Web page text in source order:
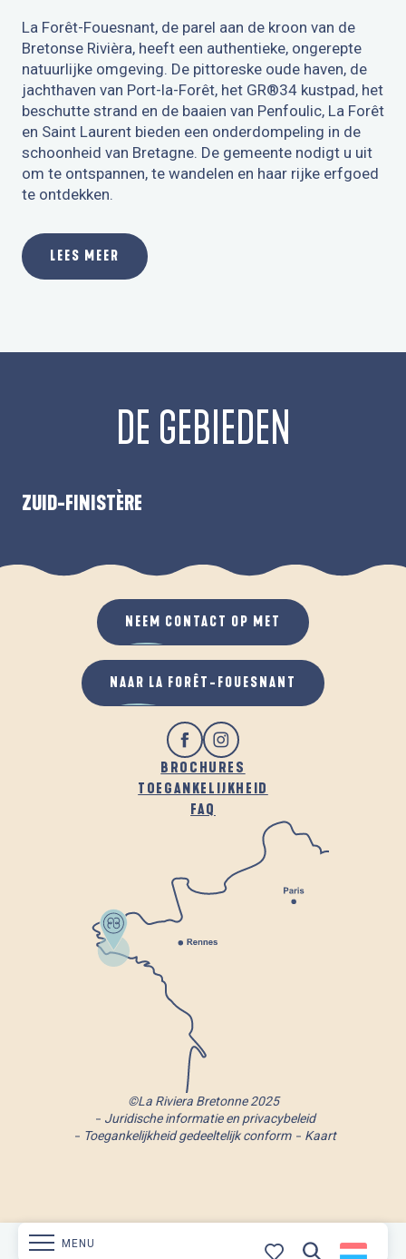
MENU
La Forêt-Fouesnant, de parel aan de kroon van de
Bretonse Rivièra, heeft een authentieke, ongerepte
natuurlijke omgeving. De pittoreske oude haven, de
jachthaven van Port-la-Forêt, het GR®34 kustpad, het
beschutte strand en de baaien van Penfoulic, La Forêt
en Saint Laurent bieden een onderdompeling in de
schoonheid van Bretagne. De gemeente nodigt u uit
om te ontspannen, te wandelen en haar rijke erfgoed
te ontdekken.
LEES MEER
DE GEBIEDEN
ZUID-FINISTÈRE
BROCHURES
TOEGANKELIJKHEID
FAQ
NEEM CONTACT OP MET
NAAR LA FORÊT-FOUESNANT
©La Riviera Bretonne 2025
Juridische informatie en privacybeleid
Toegankelijkheid gedeeltelijk conform
Kaart